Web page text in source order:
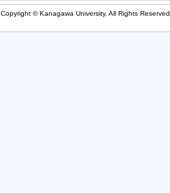
Copyright © Kanagawa University. All Rights Reserved.